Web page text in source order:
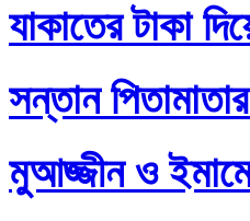
যাকাতের টাকা
সন্তান
মুআজ্জীন ও